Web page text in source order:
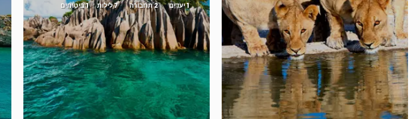
1 יעדים 2 תחבורה 7 לילות 1 ביטוחים